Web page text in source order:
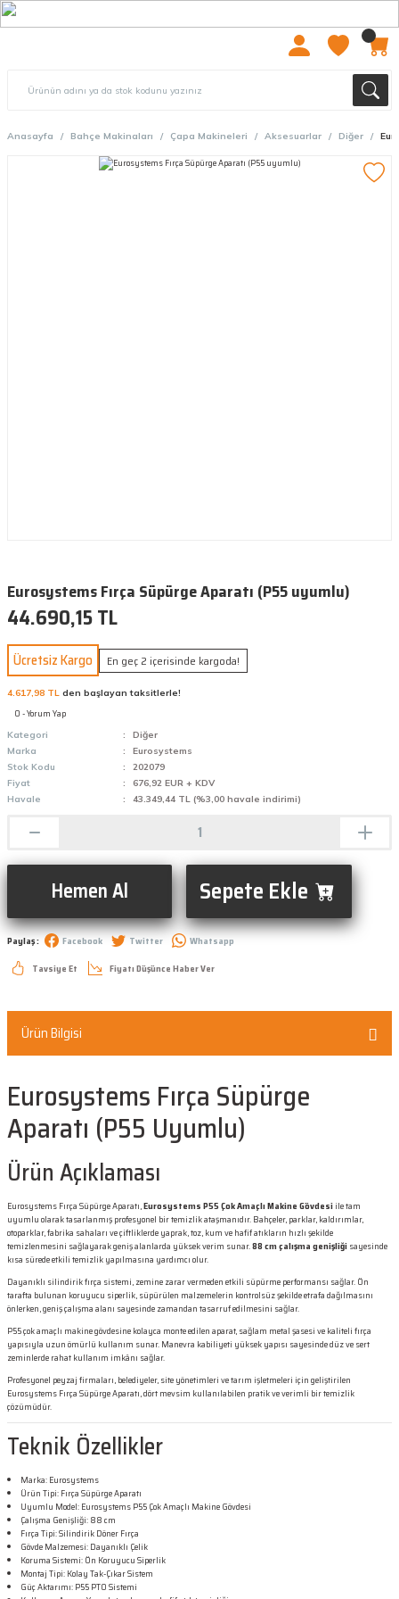
Anasayfa Bahçe Makinaları Çapa Makineleri Aksesuarlar Diğer
Eurosystems Fırça Süpürge Aparatı (P55 uyumlu)
44.690,15 TL
Ücretsiz Kargo En geç 2 içerisinde kargoda!
4.617,98 TL den başlayan taksitlerle!
0 - Yorum Yap
Kategori
Diğer
Marka
Eurosystems
Stok Kodu
202079
Fiyat
676,92 EUR + KDV
Havale
43.349,44 TL (%3,00 havale indirimi)
Hemen Al Sepete Ekle
Paylaş : Facebook Twitter
Whatsapp
Tavsiye Et
Fiyatı Düşünce Haber Ver
Ürün Bilgisi
Eurosystems Fırça Süpürge
Aparatı (P55 Uyumlu)
Ürün Açıklaması
Eurosystems Fırça Süpürge Aparatı,Eurosystems P55 Çok Amaçlı Makine Gövdesiile tam
uyumlu olarak tasarlanmış profesyonel bir temizlik ataşmanıdır. Bahçeler, parklar, kaldırımlar,
otoparklar, fabrika sahaları ve çiftliklerde yaprak, toz, kum ve hafif atıkların hızlı şekilde
temizlenmesini sağlayarak geniş alanlarda yüksek verim sunar.88 cm çalışma genişliğisayesinde
kısa sürede etkili temizlik yapılmasına yardımcı olur.
Dayanıklı silindirik fırça sistemi, zemine zarar vermeden etkili süpürme performansı sağlar. Ön
tarafta bulunan koruyucu siperlik, süpürülen malzemelerin kontrolsüz şekilde etrafa dağılmasını
önlerken, geniş çalışma alanı sayesinde zamandan tasarruf edilmesini sağlar.
P55 çok amaçlı makine gövdesine kolayca monte edilen aparat, sağlam metal şasesi ve kaliteli fırça
yapısıyla uzun ömürlü kullanım sunar. Manevra kabiliyeti yüksek yapısı sayesinde düz ve sert
zeminlerde rahat kullanım imkânı sağlar.
Profesyonel peyzaj firmaları, belediyeler, site yönetimleri ve tarım işletmeleri için geliştirilen
Eurosystems Fırça Süpürge Aparatı, dört mevsim kullanılabilen pratik ve verimli bir temizlik
çözümüdür.
Teknik Özellikler
Marka: Eurosystems
Ürün Tipi: Fırça Süpürge Aparatı
Uyumlu Model: Eurosystems P55 Çok Amaçlı Makine Gövdesi
Çalışma Genişliği: 88 cm
Fırça Tipi: Silindirik Döner Fırça
Gövde Malzemesi: Dayanıklı Çelik
Koruma Sistemi: Ön Koruyucu Siperlik
Montaj Tipi: Kolay Tak-Çıkar Sistem
Güç Aktarımı: P55 PTO Sistemi